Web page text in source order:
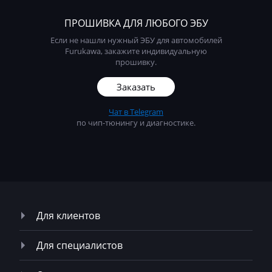
Luxgen
Mack
ПРОШИВКА ДЛЯ ЛЮБОГО ЭБУ
Если не нашли нужный ЭБУ для автомобилей
Furukawa, закажите индивидуальную
прошивку.
Заказать
Чат в Telegram
по чип-тюнингу и диагностике.
Для клиентов
Для специалистов